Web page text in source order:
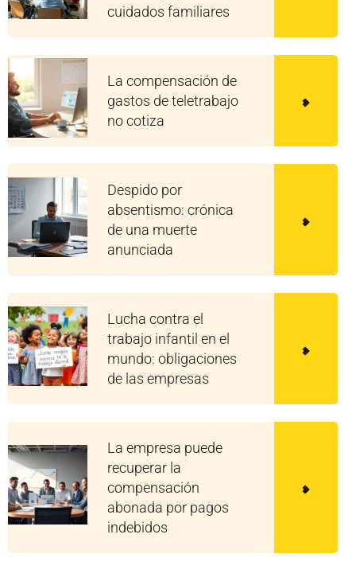
cuidados familiares
La compensación de
gastos de teletrabajo
no cotiza
Despido por
absentismo: crónica
de una muerte
anunciada
Lucha contra el
trabajo infantil en el
mundo: obligaciones
de las empresas
La empresa puede
recuperar la
compensación
abonada por pagos
indebidos